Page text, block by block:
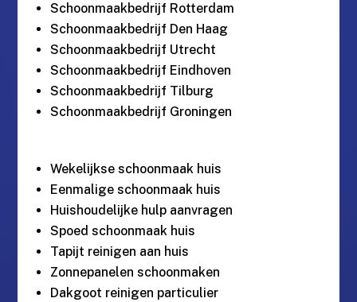
Schoonmaakbedrijf Rotterdam
Schoonmaakbedrijf Den Haag
Schoonmaakbedrijf Utrecht
Schoonmaakbedrijf Eindhoven
Schoonmaakbedrijf Tilburg
Schoonmaakbedrijf Groningen
Wekelijkse schoonmaak huis
Eenmalige schoonmaak huis
Huishoudelijke hulp aanvragen
Spoed schoonmaak huis
Tapijt reinigen aan huis
Zonnepanelen schoonmaken
Dakgoot reinigen particulier